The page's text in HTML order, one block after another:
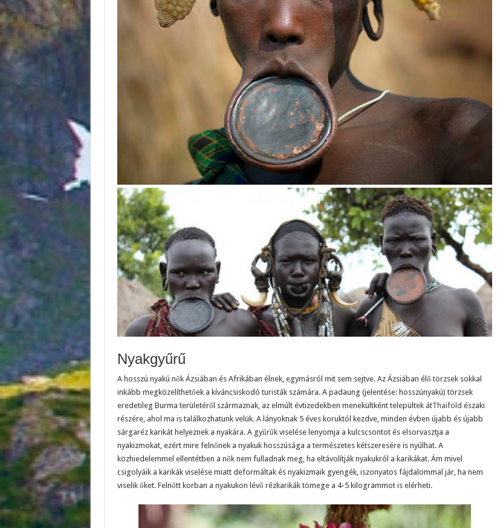
Nyakgyűrű
A hosszú nyakú nők Ázsiában és Afrikában élnek, egymásról mit sem sejtve. Az Ázsiában élő törzsek sokkal
inkább megközelíthetőek a kíváncsiskodó turisták számára. A padaung (jelentése: hosszúnyakú) törzsek
eredetileg Burma területéről származnak, az elmúlt évtizedekben menekültként települtek átThaiföld északi
részére, ahol ma is találkozhatunk velük. A lányoknak 5 éves koruktól kezdve, minden évben újabb és újabb
sárgaréz karikát helyeznek a nyakára. A gyűrűk viselése lenyomja a kulcscsontot és elsorvasztja a
nyakizmokat, ezért mire felnőnek a nyakuk hosszúsága a természetes kétszeresére is nyúlhat. A
közhiedelemmel ellentétben a nők nem fulladnak meg, ha eltávolítják nyakukról a karikákat. Ám mivel
csigolyáik a karikák viselése miatt deformáltak és nyakizmaik gyengék, iszonyatos fájdalommal jár, ha nem
viselik őket. Felnőtt korban a nyakukon lévő rézkarikák tömege a 4-5 kilogrammot is elérheti.